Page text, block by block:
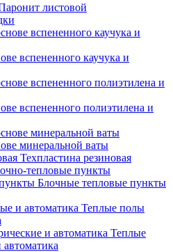
листовой
вспененного каучука и
вспененного полиэтилена и
минеральной ваты
Техпластина резиновая
тепловые пункты
Блочные тепловые пункты
Теплые полы
Теплые